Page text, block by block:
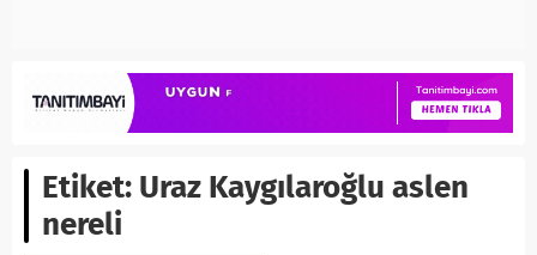
Etiket: Uraz Kaygılaroğlu aslen
nereli